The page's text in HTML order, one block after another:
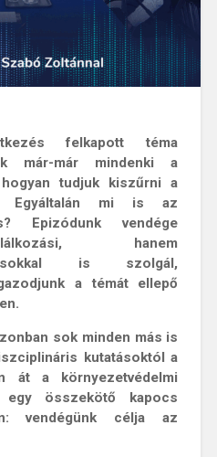
felkapott téma
már-már mindenki a
tudjuk kiszűrni a
Egyáltalán mi is az
Epizódunk vendége
hanem
is szolgál,
a témát ellepő
sok minden más is
kutatásoktól a
át a környezetvédelmi
egy összekötő kapocs
vendégünk célja az